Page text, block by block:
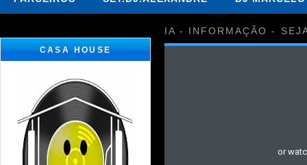
CASA HOUSE
IA - INFORMAÇÃO -